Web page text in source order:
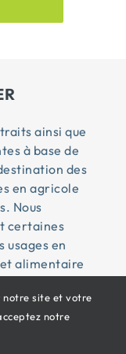
ainsi que
à base de
des
en agricole
Nous
certaines
usages en
alimentaire
| Tous droits
notre site et votre
notre